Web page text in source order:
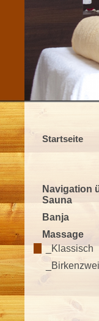
Startseite
Navigation
Sauna
Banja
Massage
_Klassisch